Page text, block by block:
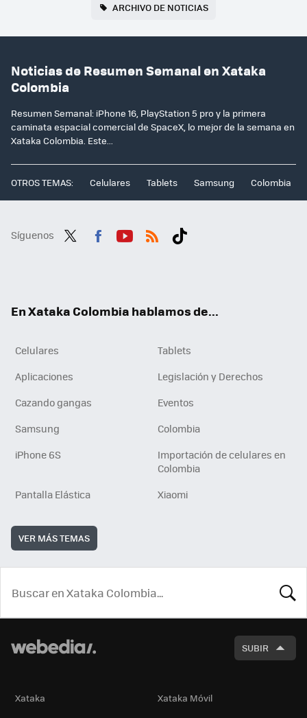
ARCHIVO DE NOTICIAS
Noticias de Resumen Semanal en Xataka
Colombia
Resumen Semanal: iPhone 16, PlayStation 5 pro y la primera
caminata espacial comercial de SpaceX, lo mejor de la semana en
Xataka Colombia. Este...
OTROS TEMAS: Celulares Tablets Samsung Colombia
Síguenos
En Xataka Colombia hablamos de...
Celulares
Tablets
Aplicaciones
Legislación y Derechos
Cazando gangas
Eventos
Samsung
Colombia
iPhone 6S
Importación de celulares en
Colombia
Pantalla Elástica
Xiaomi
VER MÁS TEMAS
SUBIR
Xataka
Xataka Móvil